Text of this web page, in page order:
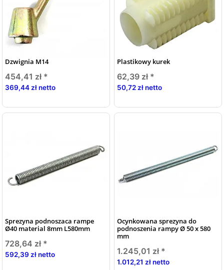
Dzwignia M14
454,41 zł *
369,44 zł netto
Plastikowy kurek
62,39 zł *
50,72 zł netto
Sprezyna podnoszaca rampe
Ø40 material 8mm L580mm
728,64 zł *
592,39 zł netto
Ocynkowana sprezyna do
podnoszenia rampy Ø 50 x 580
mm
1.245,01 zł *
1.012,21 zł netto